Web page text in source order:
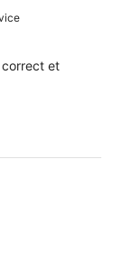
correct et